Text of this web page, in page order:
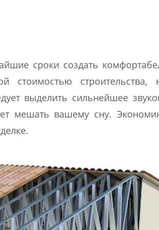
сроки создать
стоимостью
выделить сильнейшее
мешать вашему сну.